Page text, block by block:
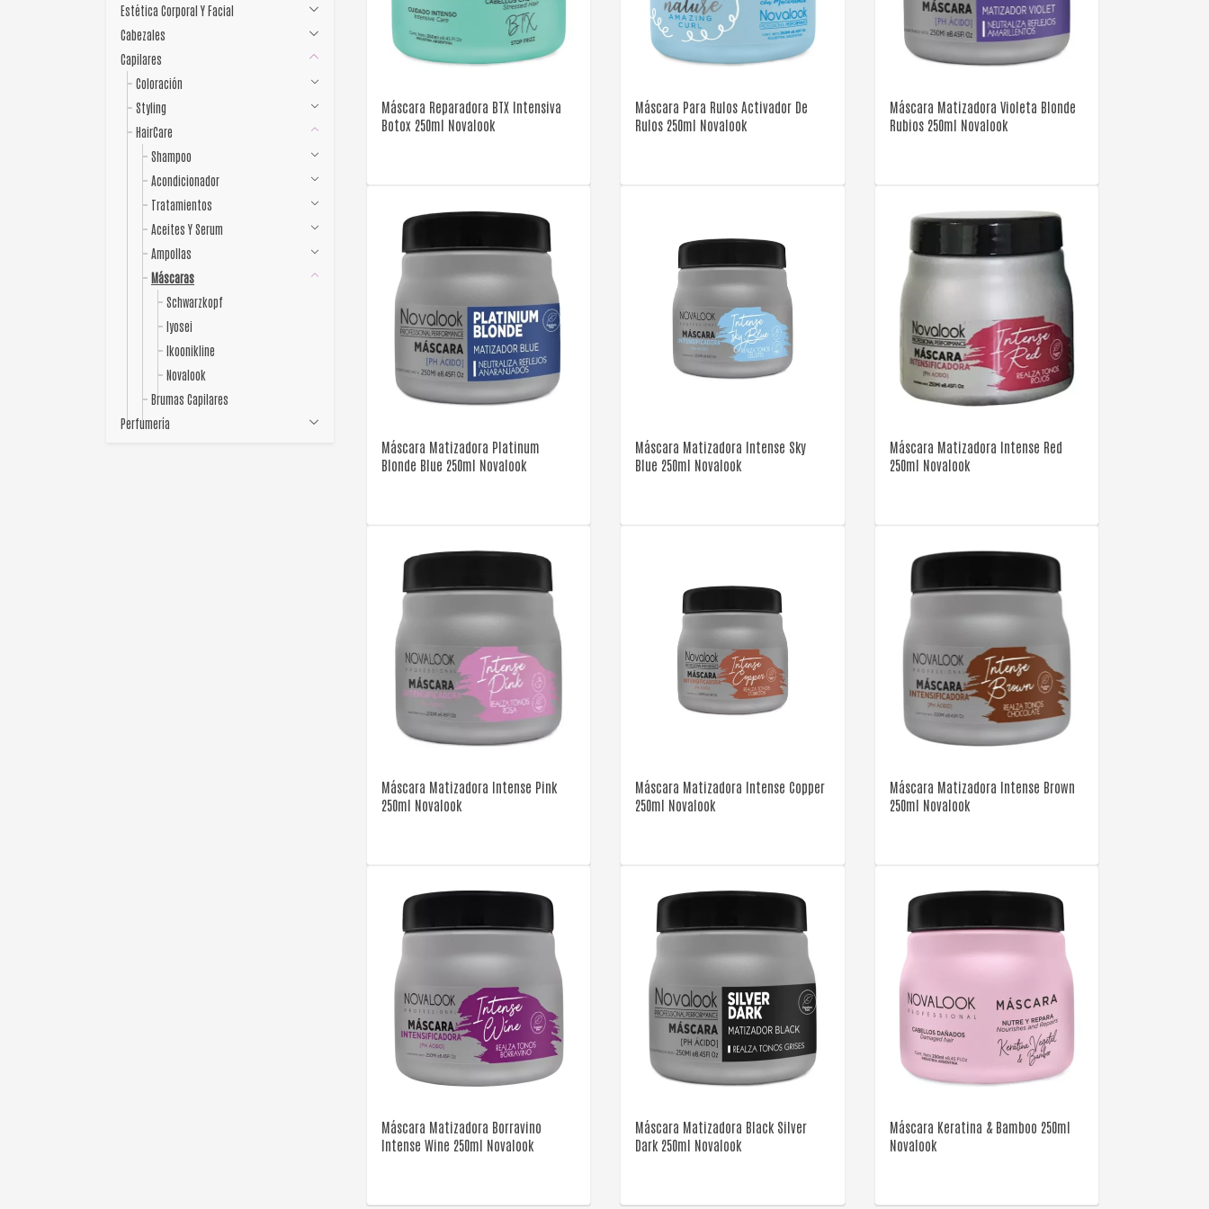
Estética Corporal Y Facial
Cabezales
Capilares
Coloración
Styling
HairCare
Shampoo
Acondicionador
Tratamientos
Aceites Y Serum
Ampollas
Máscaras
Schwarzkopf
Iyosei
Ikoonikline
Novalook
Brumas Capilares
Perfumería
Máscara Reparadora BTX Intensiva
Botox 250ml Novalook
VER DETALLE
Máscara Para Rulos Activador De
Rulos 250ml Novalook
VER DETALLE
Máscara Matizadora Violeta Blonde
Rubios 250ml Novalook
VER DETALLE
Máscara Matizadora Platinum
Blonde Blue 250ml Novalook
VER DETALLE
Máscara Matizadora Intense Sky
Blue 250ml Novalook
VER DETALLE
Máscara Matizadora Intense Red
250ml Novalook
VER DETALLE
Máscara Matizadora Intense Pink
250ml Novalook
VER DETALLE
Máscara Matizadora Intense Copper
250ml Novalook
VER DETALLE
Máscara Matizadora Intense Brown
250ml Novalook
VER DETALLE
Máscara Matizadora Borravino
Intense Wine 250ml Novalook
VER DETALLE
Máscara Matizadora Black Silver
Dark 250ml Novalook
VER DETALLE
Máscara Keratina & Bamboo 250ml
Novalook
VER DETALLE